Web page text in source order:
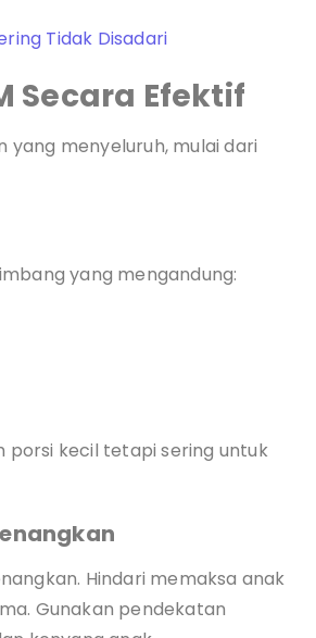
Tidak Disadari
Secara Efektif
yang menyeluruh, mulai dari
yang mengandung:
porsi kecil tetapi sering untuk
Hindari memaksa anak
Gunakan pendekatan